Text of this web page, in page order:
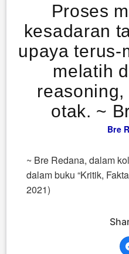
Proses
kesadaran
upaya terus-
melatih
otak. ~
Bre
~ Bre Redana, dalam
dalam buku “Kritik,
2021)